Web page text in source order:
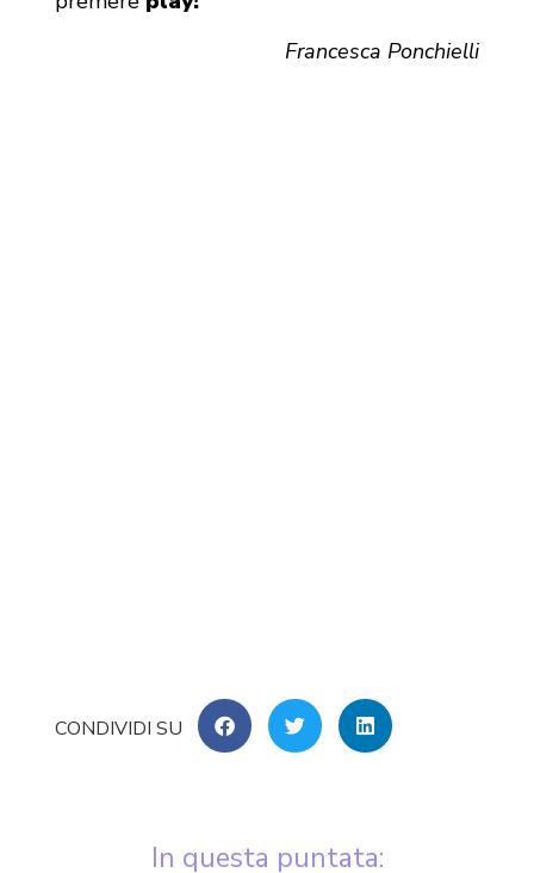
Francesca Ponchielli
In questa puntata: